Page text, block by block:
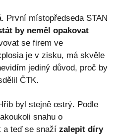
První místopředseda STAN
by neměl opakovat
se firem ve
je v zisku, má skvěle
jediný důvod, proč by
ČTK.
byl stejně ostrý. Podle
snahu o
a teď se snaží zalepit díry